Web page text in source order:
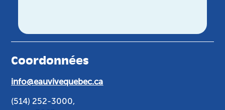
Coordonnées
info@eauvivequebec.ca
(514) 252-3000,